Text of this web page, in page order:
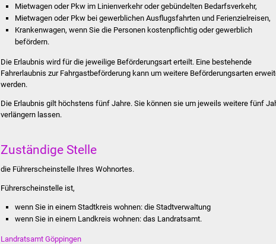
Mietwagen oder Pkw im Linienverkehr oder gebündelten Bedarfsverkehr,
Mietwagen oder Pkw bei gewerblichen Ausflugsfahrten und Ferienzielreisen,
Krankenwagen, wenn Sie die Personen kostenpflichtig oder gewerblich
befördern.
Die Erlaubnis wird für die jeweilige Beförderungsart erteilt. Eine bestehende
Fahrerlaubnis zur Fahrgastbeförderung kann um weitere Beförderungsarten
werden.
Die Erlaubnis gilt höchstens fünf Jahre. Sie können sie um jeweils weitere fünf
verlängern lassen.
Zuständige Stelle
die Führerscheinstelle Ihres Wohnortes.
Führerscheinstelle ist,
wenn Sie in einem Stadtkreis wohnen: die Stadtverwaltung
wenn Sie in einem Landkreis wohnen: das Landratsamt.
Landratsamt Göppingen